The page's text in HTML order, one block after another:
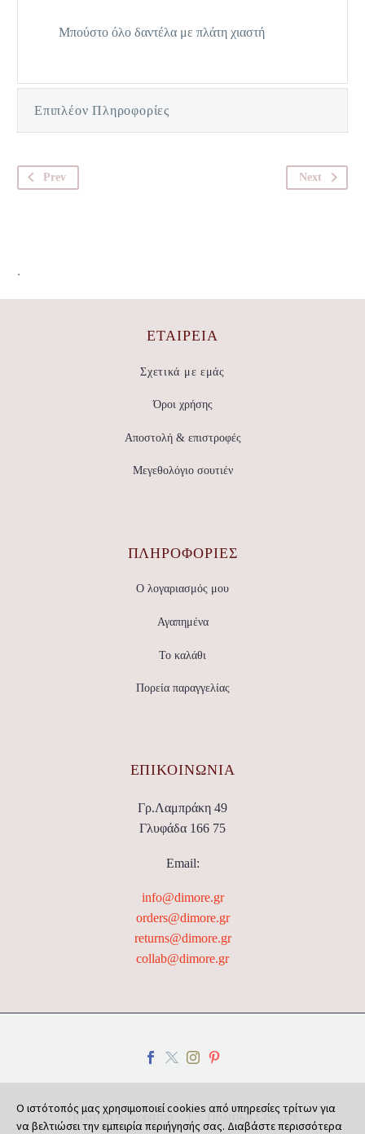
Μπούστο όλο δαντέλα με πλάτη χιαστή
Επιπλέον Πληροφορίες
Prev Next
.
ΕΤΑΙΡΕΊΑ
Σχετικά με εμάς
Όροι χρήσης
Αποστολή & επιστροφές
Μεγεθολόγιο σουτιέν
ΠΛΗΡΟΦΟΡΙΕΣ
Ο λογαριασμός μου
Αγαπημένα
Το καλάθι
Πορεία παραγγελίας
ΕΠΙΚΟΙΝΩΝΊΑ
Γρ.Λαμπράκη 49
Γλυφάδα 166 75
Email:
info@dimore.gr
orders@dimore.gr
returns@dimore.gr
collab@dimore.gr
Πολιτική Απορρήτου Πολιτική Cookies
Ο ιστότοπός μας χρησιμοποιεί cookies από υπηρεσίες τρίτων για
να βελτιώσει την εμπειρία περιήγησής σας. Διαβάστε περισσότερα